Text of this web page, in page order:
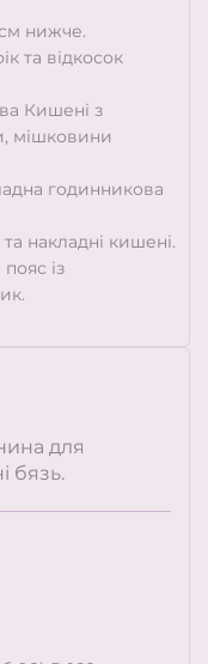
нижче.
та відкосок
Кишені з
мішковини
годинникова
накладні кишені.
пояс із
для
бязь.